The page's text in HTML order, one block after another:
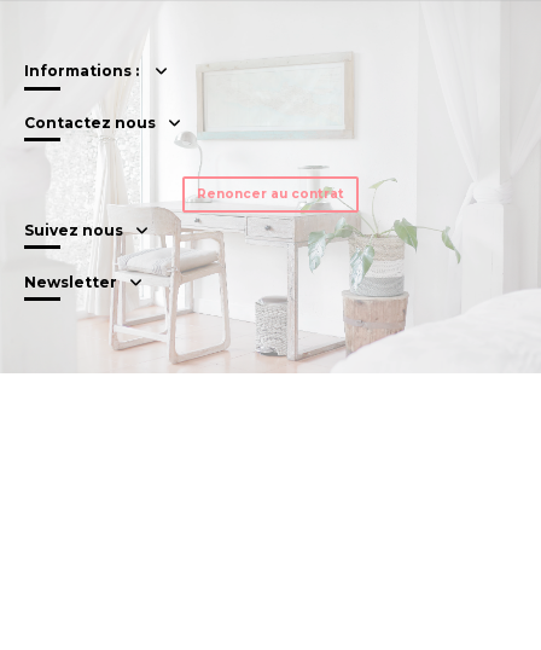
Informations :
Contactez nous
Renoncer au contrat
Suivez nous
Newsletter